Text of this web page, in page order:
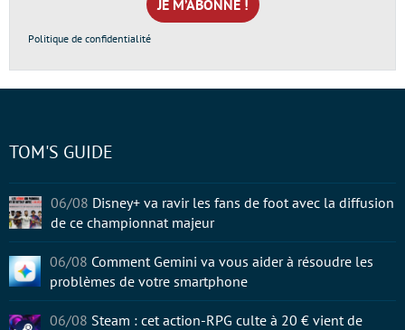
*
Politique de confidentialité
TOM'S GUIDE
06/08 Disney+ va ravir les fans de foot avec la diffusion
de ce championnat majeur
06/08 Comment Gemini va vous aider à résoudre les
problèmes de votre smartphone
06/08 Steam : cet action-RPG culte à 20 € vient de